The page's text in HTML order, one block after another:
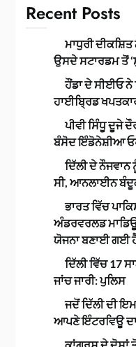
Recent Posts
ਮਾਧੁਰੀ ਦੀਕਸ਼ਿਤ
ਉਸਦੇ ਸਟਾਰਡਮ ਤੋਂ
ਹੌਂਡਾ ਦੇ ਸੀਈਓ ਨੇ
ਹਾਈਬ੍ਰਿਡ
ਪੀਵੀ ਸਿੰਧੂ ਦੂਜੇ
ਬੰਸੋਦ ਇੰਡੋਨੇਸ਼ੀਆ
ਦਿੱਲੀ ਦੇ ਨੌਜਵਾਨ
ਸੀ, ਆਨਲਾਈਨ
ਭਾਰਤ ਵਿੱਚ
ਅੰਡਰਵਰਲਡ
ਯੋਜਨਾ ਬਣਾਈ ਗਈ
ਦਿੱਲੀ ਵਿੱਚ 17
ਜਾਂਚ ਜਾਰੀ: ਪੁਲਿਸ
ਜਦੋਂ ਦਿੱਲੀ ਦੀ
ਆਪਣੇ ਇੰਟਰਵਿਊ ਦਾ